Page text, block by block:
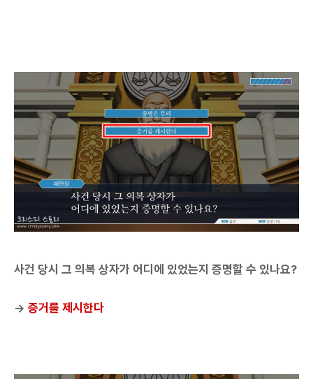
사건 당시 그 의복 상자가 어디에 있었는지 증명할 수 있나요?
→ 증거를 제시한다